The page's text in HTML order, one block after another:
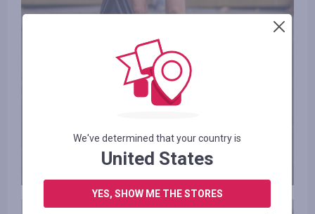
We've determined that your country is
United States
YES, SHOW ME THE STORES